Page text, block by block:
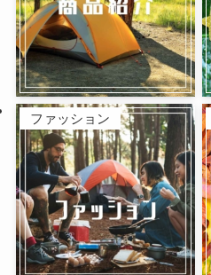
ファッション